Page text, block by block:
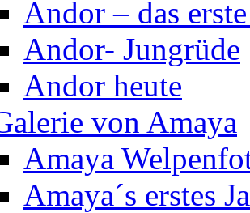
Andor – das
Andor- Jungrüde
Andor heute
von Amaya
Amaya
Amaya´s erstes